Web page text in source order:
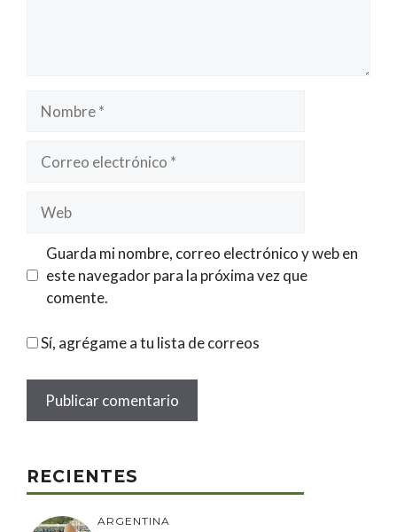
electrónico
Guarda mi nombre, correo electrónico y web en
este navegador para la próxima vez que
comente.
Sí, agrégame a tu lista de correos
RECIENTES
ARGENTINA